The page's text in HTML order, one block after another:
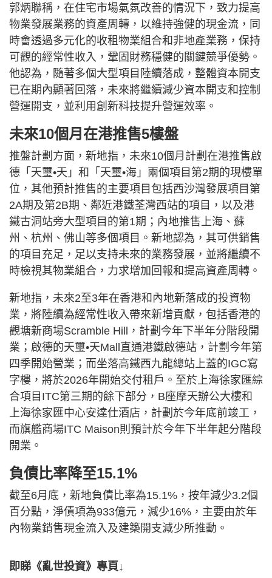
郭炳聯稱，在住宅市場氣氛改善的情況下，致力提高
物業發展業務的資產周轉，以維持強健的現金流，同
時會透過多元化的收租物業組合和非地產業務，保持
可觀的經常性收入，鞏固財務穩健的關鍵競爭優勢。
他認為，隨著多個大型項目陸續落成，整體資本開支
已在期內顯著回落，未來將繼續減少資本開支和控制
營運開支，並利用創新科技提升營運效率。
未來10個月在港推售5樓盤
推盤計劃方面，新地指，未來10個月計劃在港推售啟
德「天璽•天」和「天璽•海」兩個項目第2期的現樓單
位，其他預計推售的主要項目包括西沙灣發展項目第
2A期及第2B期、鄰近港鐵荃灣西站的項目，以及港
鐵古洞站旁大型項目的第1期；內地推售上海、蘇
州、杭州、佛山等多個項目。新地認為，其可供銷售
的項目充足，足以支持未來的業務發展，並將繼續不
時檢視其物業組合，力求增加回報和提高資產周轉。
新地指，未來2至3年在香港和內地新落成的投資物
業，將陸續為經常性收入帶來新增貢獻，包括香港的
觀塘新商場Scramble Hill，計劃今年下半年分階段開
業；啟德的天璽•天Mall直通港鐵啟德站，計劃今年第
四季開始營業；而坐落高鐵西九龍總站上蓋的IGC寫
字樓，將於2026年開始交付租戶。至於上海徐家匯綜
合項目ITC第三期的餘下部分，B座摩天辦公大樓和
上海徐家匯中心安達仕酒店，計劃於今年底前竣工，
而旗艦商場ITC Maison則預計於今年下半年起分階段
開業。
負債比率降至15.1%
截至6月底，新地負債比率為15.1%，按年減少3.2個
百分點，淨債項為933億元，減少16%，主要由於年
內物業銷售現金流入及建築開支減少所推動。
即睇《亂世投資》專頁↓